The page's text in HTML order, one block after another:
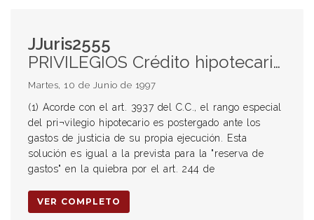
JJuris2555
PRIVILEGIOS Crédito hipotecario (1) Gastos de justicia de su propia ejecución EJECUCION HIPOTECARIA Privilegio (1) Gastos de justicia de su propia ejecución
Martes, 10 de Junio de 1997
(1) Acorde con el art. 3937 del C.C., el rango especial
del pri¬vilegio hipotecario es postergado ante los
gastos de justicia de su propia ejecución. Esta
solución es igual a la prevista para la "reserva de
gastos" en la quiebra por el art. 244 de
VER COMPLETO